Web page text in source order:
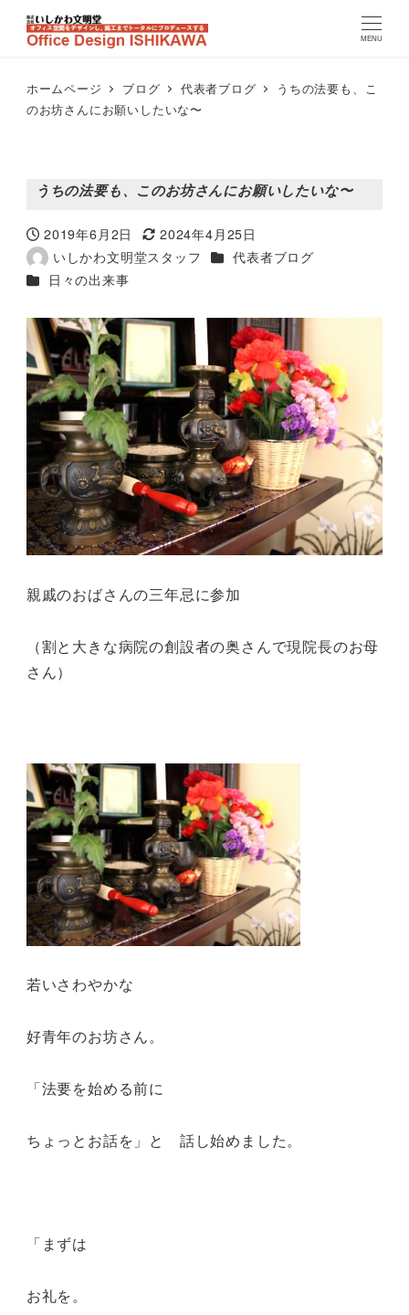
MENU
ホームページ ブログ 代表者ブログ
うちの法要も、こ
のお坊さんにお願いしたいな〜
うちの法要も、このお坊さんにお願いしたいな〜
投稿日
2019年6月2日
更新日
2024年4月25日
著
者
いしかわ文明堂スタッフ カテゴリー
代表者ブログ
カテゴリー
日々の出来事
親戚のおばさんの三年忌に参加
（割と大きな病院の創設者の奥さんで現院長のお母
さん）
若いさわやかな
好青年のお坊さん。
「法要を始める前に
ちょっとお話を」と 話し始めました。
「まずは
お礼を。